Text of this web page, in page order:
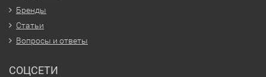
Бренды
Статьи
Вопросы и ответы
СОЦСЕТИ